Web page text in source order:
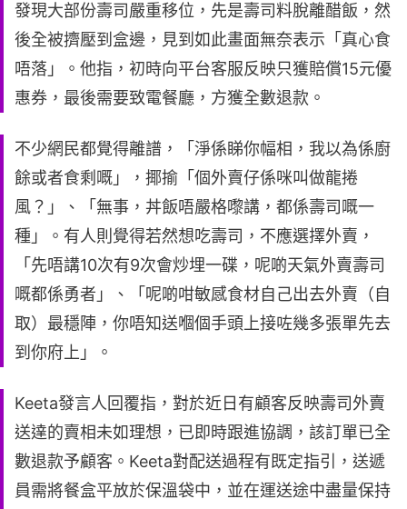
發現大部份壽司嚴重移位，先是壽司料脫離醋飯，然
後全被擠壓到盒邊，見到如此畫面無奈表示「真心食
唔落」。他指，初時向平台客服反映只獲賠償15元優
惠券，最後需要致電餐廳，方獲全數退款。
不少網民都覺得離譜，「淨係睇你幅相，我以為係廚
餘或者食剩嘅」，揶揄「個外賣仔係咪叫做龍捲
風？」、「無事，丼飯唔嚴格嚟講，都係壽司嘅一
種」。有人則覺得若然想吃壽司，不應選擇外賣，
「先唔講10次有9次會炒埋一碟，呢啲天氣外賣壽司
嘅都係勇者」、「呢啲咁敏感食材自己出去外賣（自
取）最穩陣，你唔知送嗰個手頭上接咗幾多張單先去
到你府上」。
Keeta發言人回覆指，對於近日有顧客反映壽司外賣
送達的賣相未如理想，已即時跟進協調，該訂單已全
數退款予顧客。Keeta對配送過程有既定指引，送遞
員需將餐盒平放於保溫袋中，並在運送途中盡量保持